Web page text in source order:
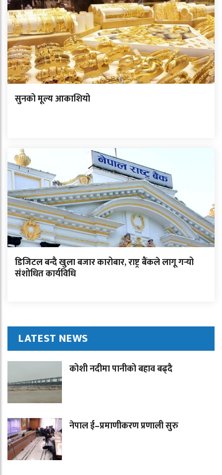
सुनको मूल्य आकाशियो
डिजिटल बन्दै खुला बजार कारोबार, राष्ट्र बैंकले लागू गर्‍यो
संशोधित कार्यविधि
LATEST NEWS
कोशी नदीमा पानीको बहाव बढ्दै
नेपाल ई–प्रमाणीकरण प्रणाली सुरु